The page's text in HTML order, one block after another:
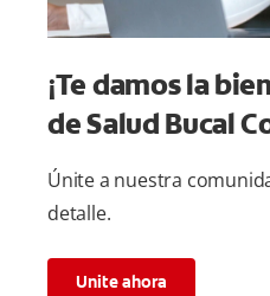
¡Te damos la
de Salud Bucal
Únite a nuestra
detalle.
Unite ahora